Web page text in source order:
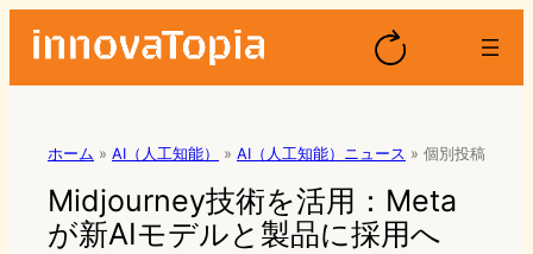
ホーム » AI（人工知能） » AI（人工知能）ニュース » 個別投稿
Midjourney技術を活用：Meta
が新AIモデルと製品に採用へ